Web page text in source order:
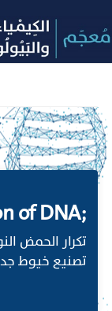
of DNA;
تكرار الحمض
تصنيع خيوط